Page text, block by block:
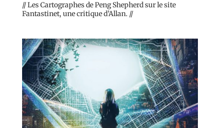
// Les Cartographes de Peng Shepherd sur le site
Fantastinet, une critique d’Allan. //